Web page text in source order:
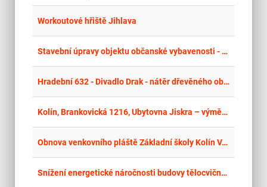
Workoutové hřiště Jihlava
Stavební úpravy objektu občanské vybavenosti - Sportovní 471, Suchdol nad Odrou
Hradební 632 - Divadlo Drak - nátěr dřevěného obložení
Kolín, Brankovická 1216, Ubytovna Jiskra – výměna střešního pláště, modernizace zdroje tepla
Obnova venkovního pláště Základní školy Kolín V., Ovčárecká 374
Snížení energetické náročnosti budovy tělocvičny Střední školy řemeslné Jaroměř - stavební práce II